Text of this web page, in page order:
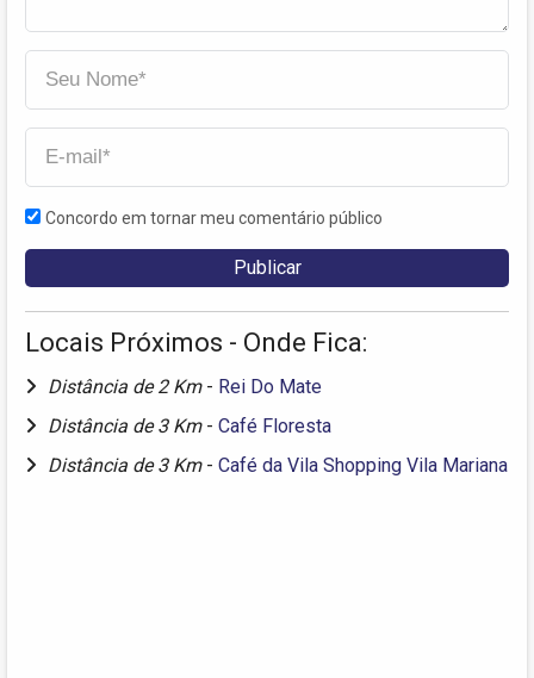
Concordo em tornar meu comentário público
Locais Próximos - Onde Fica:
Distância de 2 Km - Rei Do Mate
Distância de 3 Km - Café Floresta
Distância de 3 Km - Café da Vila Shopping Vila Mariana